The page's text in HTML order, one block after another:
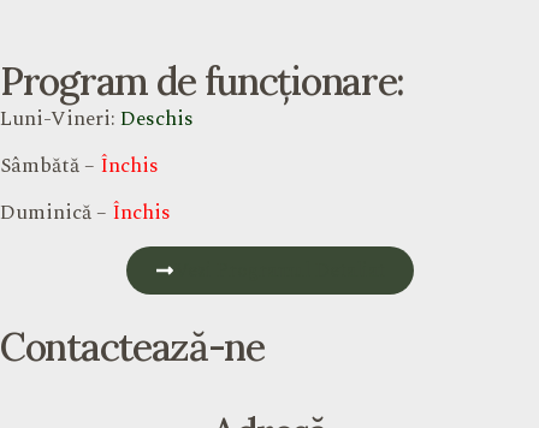
Program de funcționare:
Luni-Vineri:Deschis
Sâmbătă – Închis
Duminică – Închis
Contactează-ne